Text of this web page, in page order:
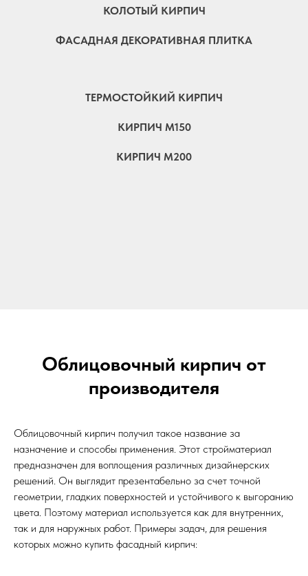
КОЛОТЫЙ КИРПИЧ
ФАСАДНАЯ ДЕКОРАТИВНАЯ ПЛИТКА
ТЕРМОСТОЙКИЙ КИРПИЧ
КИРПИЧ М150
КИРПИЧ М200
Облицовочный кирпич от
производителя
Облицовочный кирпич получил такое название за
назначение и способы применения. Этот стройматериал
предназначен для воплощения различных дизайнерских
решений. Он выглядит презентабельно за счет точной
геометрии, гладких поверхностей и устойчивого к выгоранию
цвета. Поэтому материал используется как для внутренних,
так и для наружных работ. Примеры задач, для решения
которых можно купить фасадный кирпич: